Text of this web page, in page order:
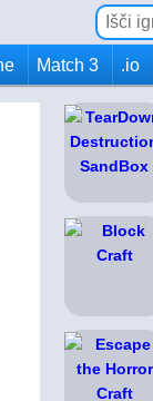
Match 3 .io